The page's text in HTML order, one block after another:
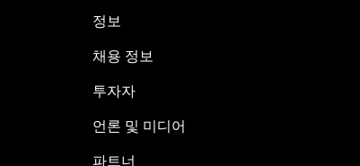
정보
채용 정보
투자자
언론 및 미디어
파트너